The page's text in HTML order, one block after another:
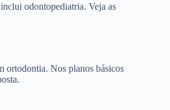
odontopediatria. Veja as
ortodontia. Nos planos básicos